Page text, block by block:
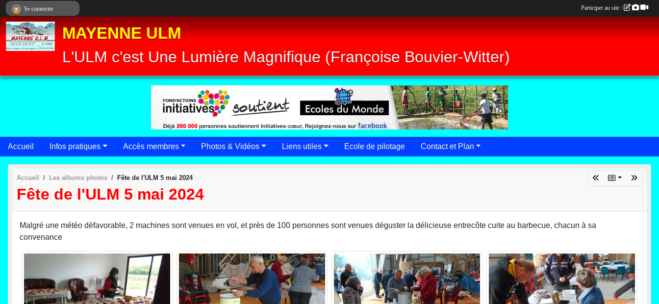
MAYENNE ULM
L'ULM c'est Une Lumière Magnifique (Françoise Bouvier-Witter)
Accueil Infos pratiques Accès membres Photos & Vidéos Liens utiles Ecole de pilotage Contact et Plan
Accueil Les albums photos Fête de l'ULM 5 mai 2024
Fête de l'ULM 5 mai 2024
Malgré une météo défavorable, 2 machines sont venues en vol, et près de 100 personnes sont venues déguster la délicieuse entrecôte cuite au barbecue, chacun à sa
convenance
Se connecter Participer au site :
Panneau de gestion des cookies